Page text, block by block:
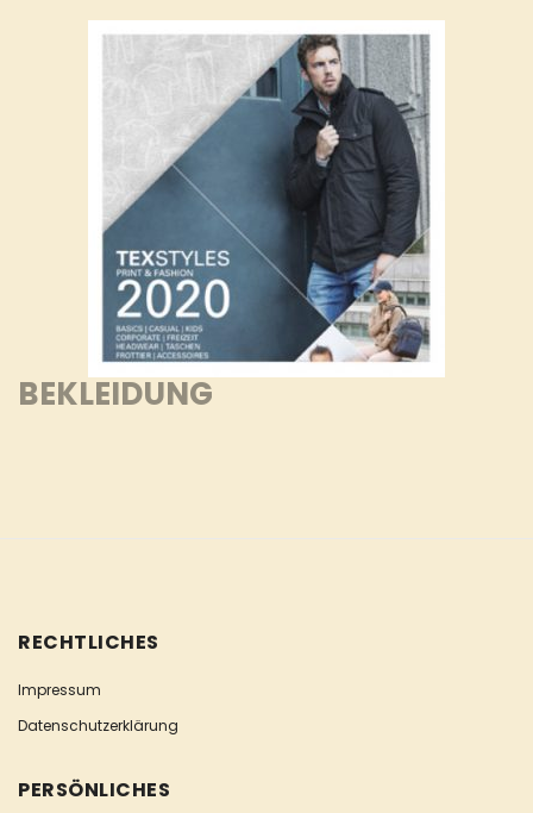
BEKLEIDUNG
RECHTLICHES
Impressum
Datenschutzerklärung
PERSÖNLICHES